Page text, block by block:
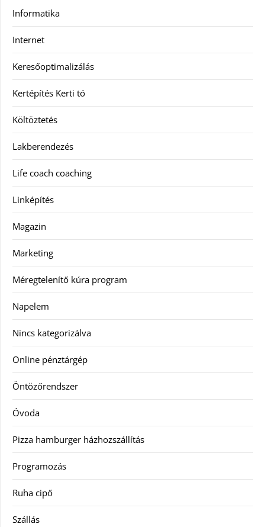
Informatika
Internet
Keresőoptimalizálás
Kertépítés Kerti tó
Költöztetés
Lakberendezés
Life coach coaching
Linképítés
Magazin
Marketing
Méregtelenítő kúra program
Napelem
Nincs kategorizálva
Online pénztárgép
Öntözőrendszer
Óvoda
Pizza hamburger házhozszállítás
Programozás
Ruha cipő
Szállás